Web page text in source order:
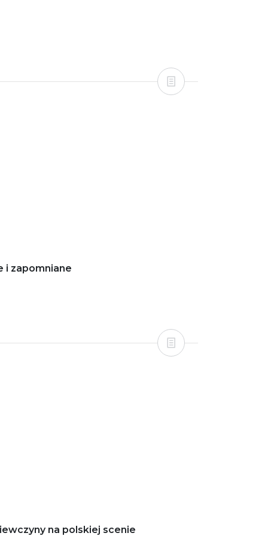
i zapomniane
na polskiej scenie